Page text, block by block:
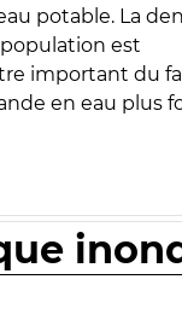
potable. La
est
important du
en eau plus